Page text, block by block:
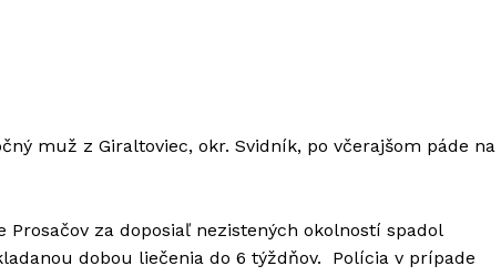
muž z Giraltoviec, okr. Svidník, po včerajšom páde na
za doposiaľ nezistených okolností spadol
dobou liečenia do 6 týždňov. Polícia v prípade